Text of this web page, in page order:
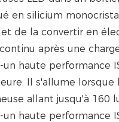
en silicium
de la convertir en
après une
un haute
Il s'allume
allant jusqu'à
haute performance